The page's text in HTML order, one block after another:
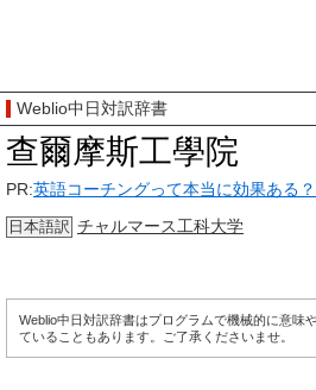
Weblio中日対訳辞書
查爾摩斯工學院
PR:英語コーチングって本当に効果ある
日本語訳 チャルマース工科大学
Weblio中日対訳辞書はプログラムで機械的に意味
ていることもあります。ご了承くださいませ。